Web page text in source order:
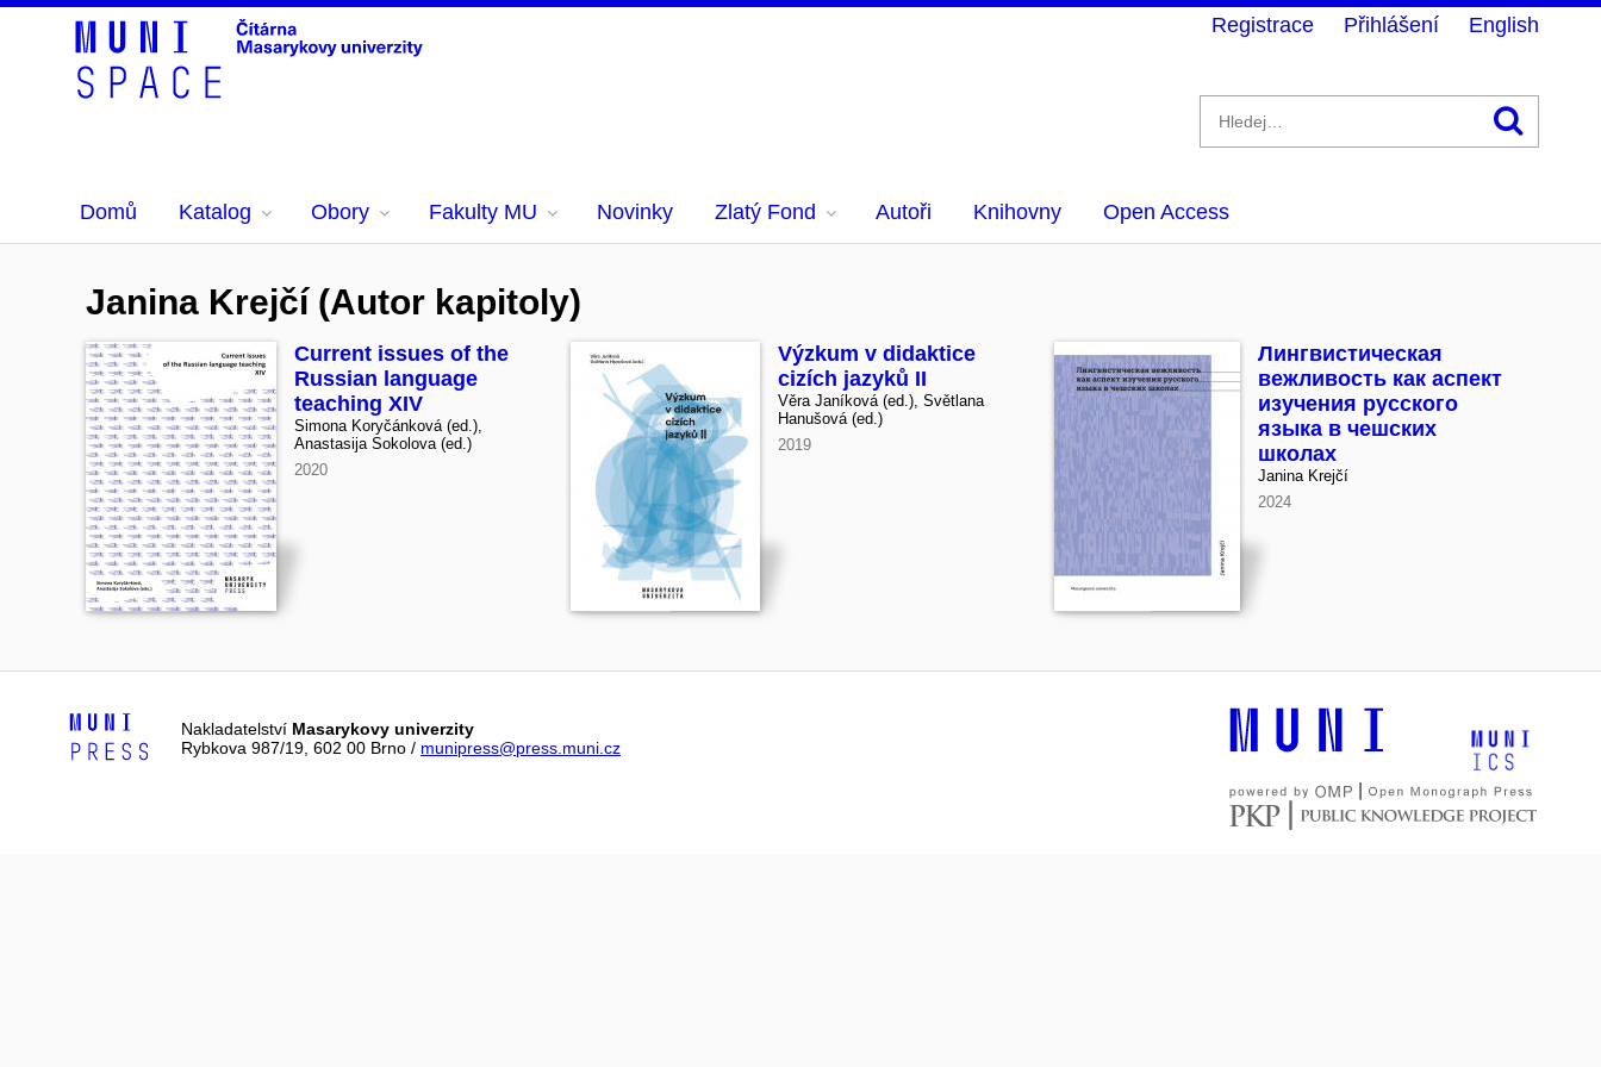
Domů Katalog Obory Fakulty MU Novinky Zlatý Fond Autoři Knihovny Open Access
Registrace Přihlášení English
Janina Krejčí (Autor kapitoly)
Current issues of the
Russian language
teaching XIV
Simona Koryčánková (ed.),
Anastasija Sokolova (ed.)
2020
Výzkum v didaktice
cizích jazyků II
Věra Janíková (ed.), Světlana
Hanušová (ed.)
2019
Лингвистическая
вежливость как аспект
изучения русского
языка в чешских
школах
Janina Krejčí
2024
Nakladatelství Masarykovy univerzity
Rybkova 987/19, 602 00 Brno / munipress@press.muni.cz